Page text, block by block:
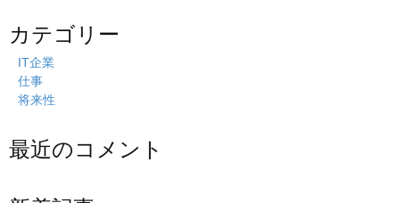
iカテゴリー
IT企業
仕事
将来性
最近のコメント